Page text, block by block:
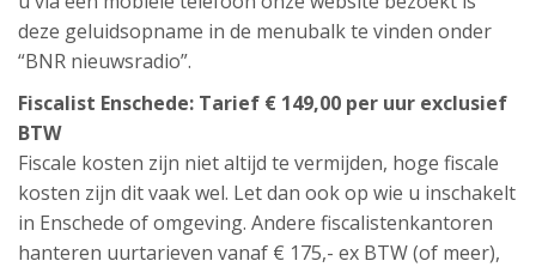
deze geluidsopname in de menubalk te vinden onder
“BNR nieuwsradio”.
Fiscalist Enschede: Tarief € 149,00 per uur exclusief
BTW
Fiscale kosten zijn niet altijd te vermijden, hoge fiscale
kosten zijn dit vaak wel. Let dan ook op wie u inschakelt
in Enschede of omgeving. Andere fiscalistenkantoren
hanteren uurtarieven vanaf € 175,- ex BTW (of meer),